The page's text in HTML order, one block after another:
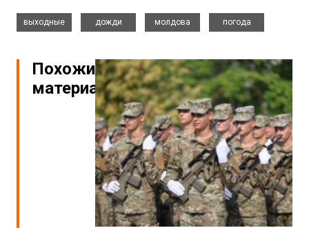
выходные
дожди
молдова
погода
Похожие
материалы